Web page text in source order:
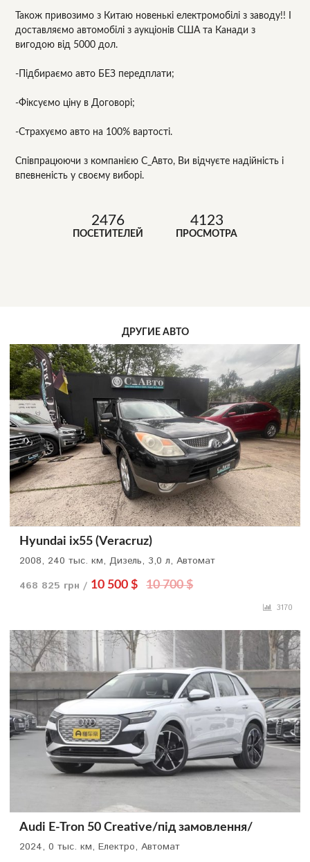
Також привозимо з Китаю новенькі електромобілі з заводу!! І
доставляємо автомобілі з аукціонів США та Канади з
вигодою від 5000 дол.
-Підбираємо авто БЕЗ передплати;
-Фіксуємо ціну в Договорі;
-Страхуємо авто на 100% вартості.
Співпрацюючи з компанією С_Авто, Ви відчуєте надійність і
впевненість у своєму виборі.
2476
ПОСЕТИТЕЛЕЙ
4123
ПРОСМОТРА
ДРУГИЕ АВТО
Hyundai ix55 (Veracruz)
2008, 240 тыс. км, Дизель, 3,0 л, Автомат
468 825 грн / 10 500 $ 10 700 $
3170
Audi E-Tron 50 Creative/під замовлення/
2024, 0 тыс. км, Електро, Автомат